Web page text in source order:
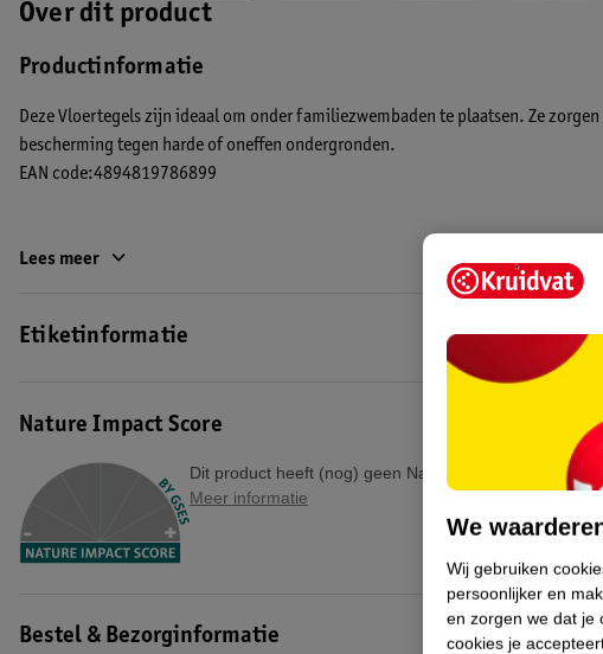
Over dit product
Productinformatie
Deze Vloertegels zijn ideaal om onder familiezwembaden te plaatsen. Ze
bescherming tegen harde of oneffen ondergronden.
EAN code:4894819786899
Lees meer
Etiketinformatie
Nature Impact Score
Dit product heeft (nog) geen Nature Impact Score.
Meer informatie
Bestel & Bezorginformatie
We
Wij gebruiken
persoonlijker en
en zorgen we dat je
cookies je